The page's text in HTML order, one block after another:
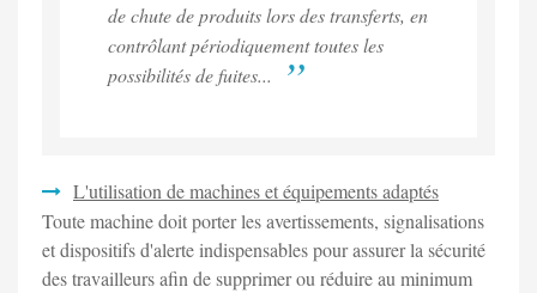
de chute de produits lors des transferts, en
contrôlant périodiquement toutes les
possibilités de fuites...
L'utilisation de machines et équipements adaptés
Toute machine doit porter les avertissements, signalisations
et dispositifs d'alerte indispensables pour assurer la sécurité
des travailleurs afin de supprimer ou réduire au minimum